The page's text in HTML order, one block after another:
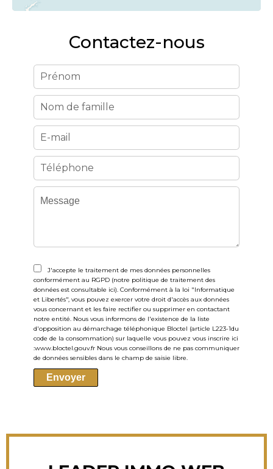
Contactez-nous
J'accepte le traitement de mes données personnelles
conformément au RGPD (notre politique de traitement des
données est consultable ici). Conformément à la loi "Informatique
et Libertés", vous pouvez exercer votre droit d'accès aux données
vous concernant et les faire rectifier ou supprimer en contactant
notre entité. Nous vous informons de l'existence de la liste
d'opposition au démarchage téléphonique Bloctel (article L223-1du
code de la consommation) sur laquelle vous pouvez vous inscrire ici
:www.bloctel.gouv.fr Nous vous conseillons de ne pas communiquer
de données sensibles dans le champ de saisie libre.
Envoyer